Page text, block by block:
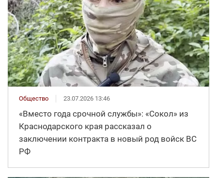
Общество 23.07.2026 13:46
«Вместо года срочной службы»: «Сокол» из
Краснодарского края рассказал о
заключении контракта в новый род войск ВС
РФ